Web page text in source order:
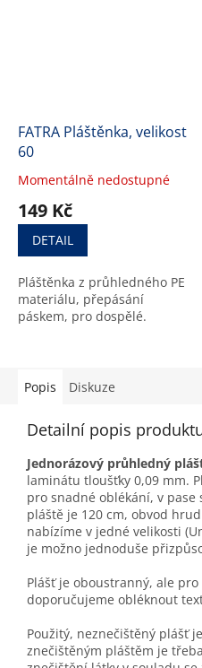
FATRA Pláštěnka, velikost
60
Průměrné
produktu
5,0
5
hvězdiček.
Momentálně nedostupné
149 Kč
DETAIL
Pláštěnka z průhledného PE
materiálu, přepásání
páskem, pro dospělé.
Popis Diskuze
Detailní popis
Jednorázový průhledný
laminátu tloušťky 0,09 mm.
pro snadné oblékání, v pase
pláště je 120 cm, obvod
nabízíme v jedné velikosti
je možno jednoduše
Plášť je oboustranný, ale
doporučujeme obléknout
Použitý, neznečištěný plášť
znečištěným pláštěm je